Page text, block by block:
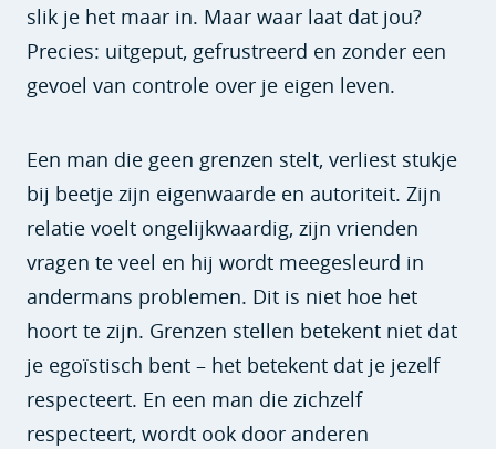
slik je het maar in. Maar waar laat dat jou?
Precies: uitgeput, gefrustreerd en zonder een
gevoel van controle over je eigen leven.
Een man die geen grenzen stelt, verliest stukje
bij beetje zijn eigenwaarde en autoriteit. Zijn
relatie voelt ongelijkwaardig, zijn vrienden
vragen te veel en hij wordt meegesleurd in
andermans problemen. Dit is niet hoe het
hoort te zijn. Grenzen stellen betekent niet dat
je egoïstisch bent – het betekent dat je jezelf
respecteert. En een man die zichzelf
respecteert, wordt ook door anderen